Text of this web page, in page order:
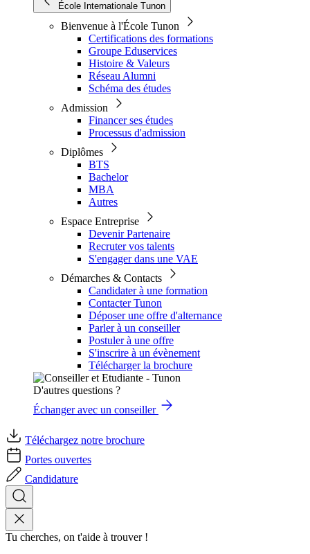
École Internationale Tunon
Bienvenue à l'École Tunon
Certifications des formations
Groupe Eduservices
Histoire & Valeurs
Réseau Alumni
Schéma des études
Admission
Financer ses études
Processus d'admission
Diplômes
BTS
Bachelor
MBA
Autres
Espace Entreprise
Devenir Partenaire
Recruter vos talents
S'engager dans une VAE
Démarches & Contacts
Candidater à une formation
Contacter Tunon
Déposer une offre d'alternance
Parler à un conseiller
Postuler à une offre
S'inscrire à un évènement
Télécharger la brochure
D'autres questions ?
Échanger avec un conseiller
Téléchargez notre brochure
Portes ouvertes
Candidature
Tu cherches, on t'aide à trouver !